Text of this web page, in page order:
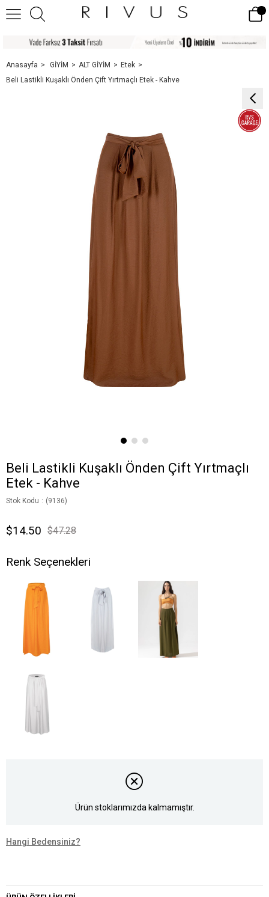
Anasayfa GİYİM ALT GİYİM
Etek
Beli Lastikli Kuşaklı Önden Çift Yırtmaçlı Etek - Kahve
Beli Lastikli Kuşaklı Önden Çift Yırtmaçlı
Etek - Kahve
Stok Kodu (9136)
$47.28
$14.50
Renk Seçenekleri
Ürün stoklarımızda kalmamıştır.
Hangi Bedensiniz?